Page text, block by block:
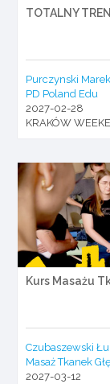
TOTALNY
Purczynski Marek
PD Poland Edu
2027-02-28
KRAKÓW
Kurs Masażu
Czubaszewski
Masaż Tkanek
2027-03-12